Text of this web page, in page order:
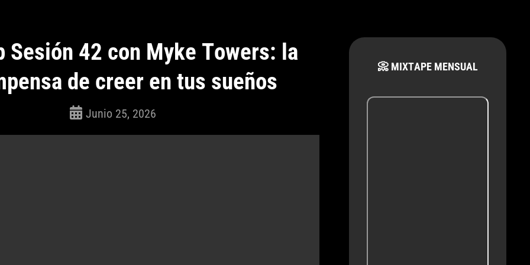
Sesión 42 con Myke Towers: la
de creer en tus sueños
(Isabella)
Junio 25, 2026
📀 MIXTAPE MENSUAL